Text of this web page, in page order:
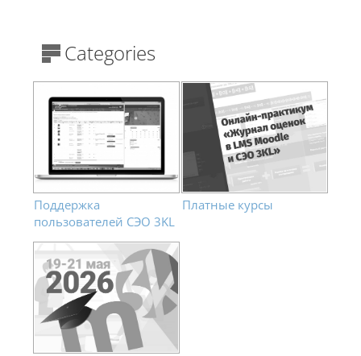
Categories
Поддержка
пользователей СЭО 3KL
Платные курсы